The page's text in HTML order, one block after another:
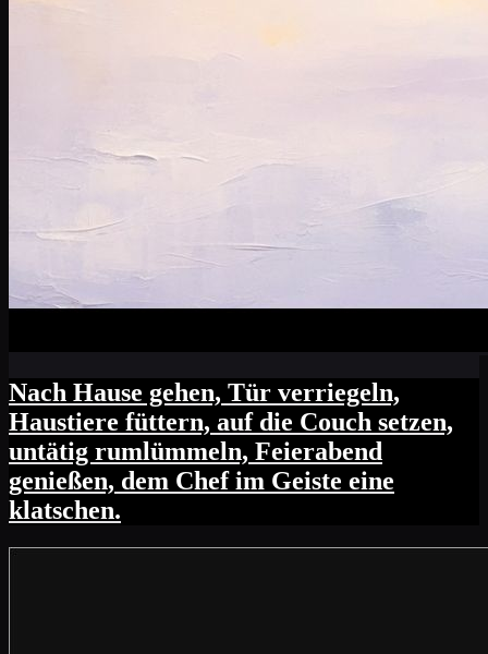
Nach Hause gehen, Tür verriegeln,
Haustiere füttern, auf die Couch setzen,
untätig rumlümmeln, Feierabend
genießen, dem Chef im Geiste eine
klatschen.